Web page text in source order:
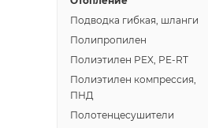
Подводка гибкая, шланги
Полипропилен
Полиэтилен PEX, PE-RT
Полиэтилен компрессия,
ПНД
Полотенцесушители